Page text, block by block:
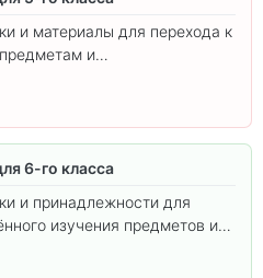
и материалы для перехода к
и
6-го класса
и принадлежности для
изучения предметов и